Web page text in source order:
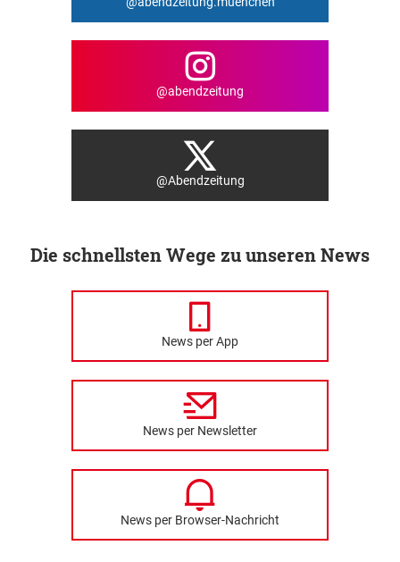
@abendzeitung
@Abendzeitung
Die schnellsten Wege zu unseren News
News per App
News per Newsletter
News per Browser-Nachricht